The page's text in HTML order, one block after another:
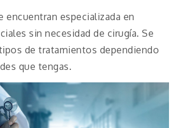
encuentran especializada en
sin necesidad de cirugía. Se
de tratamientos dependiendo
que tengas.